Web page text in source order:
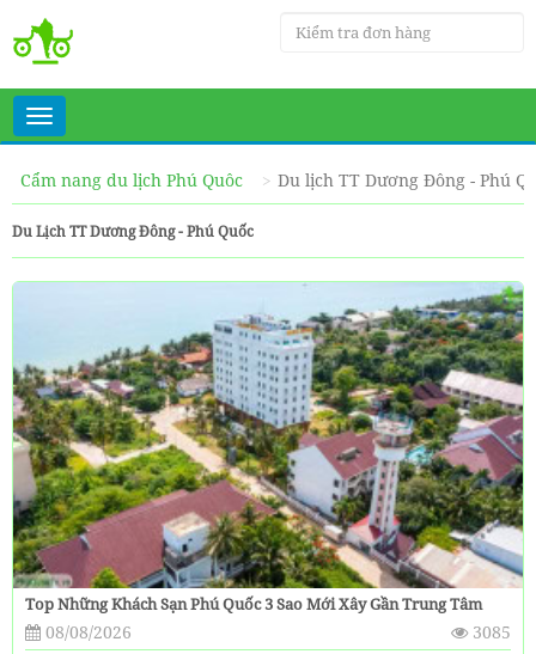
Toggle
navigation
Cẩm nang du lịch Phú Quôc
Du lịch TT Dương Đông - Phú
Du Lịch TT Dương Đông - Phú Quốc
Top Những Khách Sạn Phú Quốc 3 Sao Mới Xây Gần Trung Tâm
08/08/2026
3085